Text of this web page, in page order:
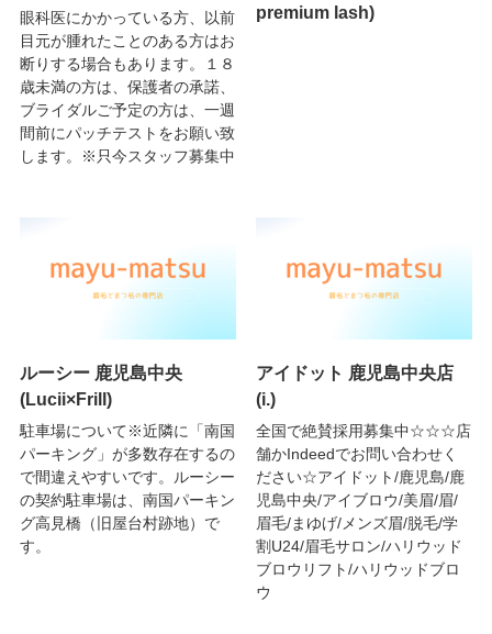
眼科医にかかっている方、以前
目元が腫れたことのある方はお
断りする場合もあります。１８
歳未満の方は、保護者の承諾、
ブライダルご予定の方は、一週
間前にパッチテストをお願い致
します。※只今スタッフ募集中
premium lash)
ルーシー 鹿児島中央
(Lucii×Frill)
駐車場について※近隣に「南国
パーキング」が多数存在するの
で間違えやすいです。ルーシー
の契約駐車場は、南国パーキン
グ高見橋（旧屋台村跡地）で
す。
アイドット 鹿児島中央店
(i.)
全国で絶賛採用募集中☆☆☆店
舗かIndeedでお問い合わせく
ださい☆アイドット/鹿児島/鹿
児島中央/アイブロウ/美眉/眉/
眉毛/まゆげ/メンズ眉/脱毛/学
割U24/眉毛サロン/ハリウッド
ブロウリフト/ハリウッドブロ
ウ